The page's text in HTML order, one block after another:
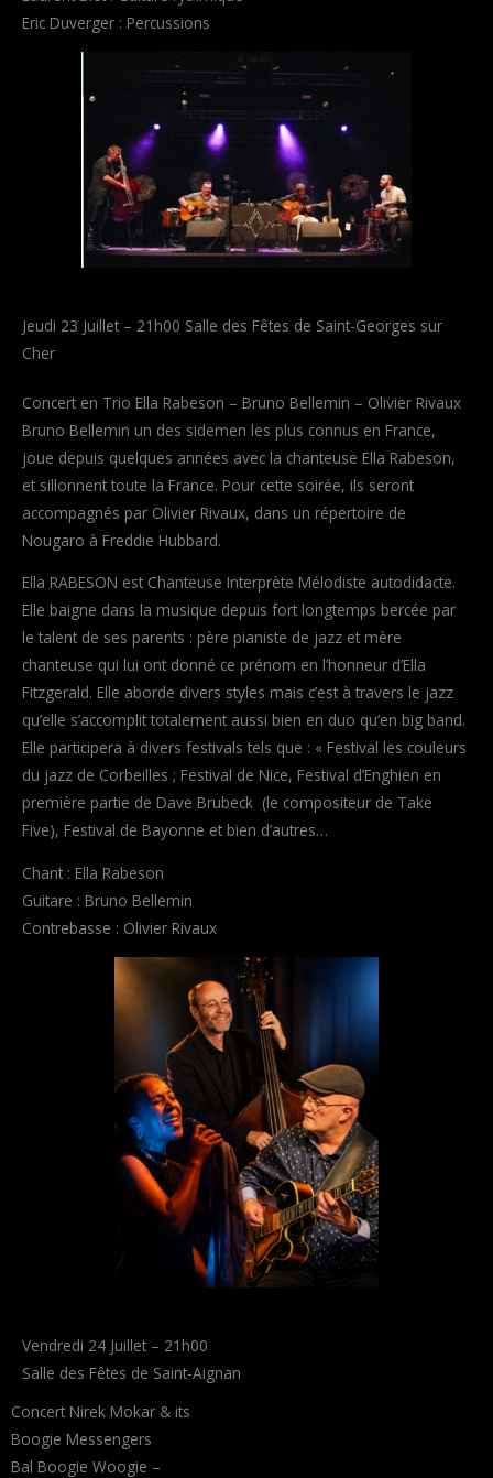
Eric Duverger : Percussions
Jeudi 23 Juillet – 21h00 Salle des Fêtes de Saint-Georges sur
Cher
Concert en Trio Ella Rabeson – Bruno Bellemin – Olivier Rivaux
Bruno Bellemin un des sidemen les plus connus en France,
joue depuis quelques années avec la chanteuse Ella Rabeson,
et sillonnent toute la France. Pour cette soirée, ils seront
accompagnés par Olivier Rivaux, dans un répertoire de
Nougaro à Freddie Hubbard.
Ella RABESON est Chanteuse Interprète Mélodiste autodidacte.
Elle baigne dans la musique depuis fort longtemps bercée par
le talent de ses parents : père pianiste de jazz et mère
chanteuse qui lui ont donné ce prénom en l’honneur d’Ella
Fitzgerald. Elle aborde divers styles mais c’est à travers le jazz
qu’elle s’accomplit totalement aussi bien en duo qu’en big band.
Elle participera à divers festivals tels que : « Festival les couleurs
du jazz de Corbeilles ; Festival de Nice, Festival d’Enghien en
première partie de Dave Brubeck (le compositeur de Take
Five), Festival de Bayonne et bien d’autres…
Chant : Ella Rabeson
Guitare : Bruno Bellemin
Contrebasse : Olivier Rivaux
Vendredi 24 Juillet – 21h00
Salle des Fêtes de Saint-Aignan
Concert Nirek Mokar & its
Boogie Messengers
Bal Boogie Woogie –